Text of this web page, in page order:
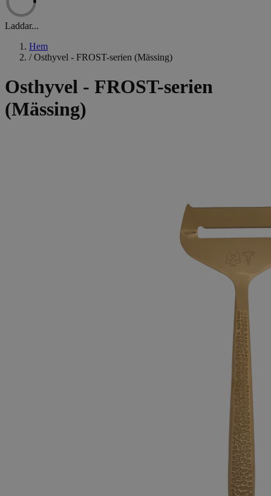
Laddar...
Hem
/ Osthyvel - FROST-serien (Mässing)
Osthyvel - FROST-serien
(Mässing)